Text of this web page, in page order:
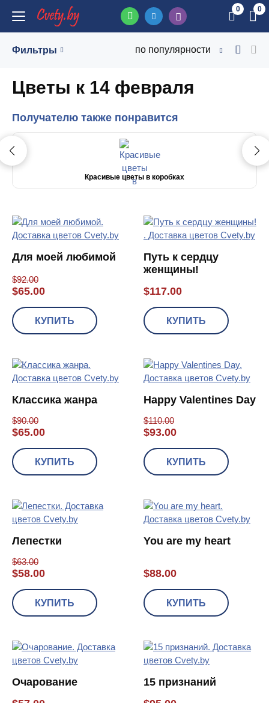
0 0
Фильтры по популярности
Цветы к 14 февраля
Получателю также понравится
Красивые цветы в коробках
Для моей любимой
$92.00
$65.00
КУПИТЬ
Путь к сердцу
женщины!
$117.00
КУПИТЬ
Классика жанра
$90.00
$65.00
КУПИТЬ
Happy Valentines Day
$110.00
$93.00
КУПИТЬ
Лепестки
$63.00
$58.00
КУПИТЬ
You are my heart
$88.00
КУПИТЬ
Очарование
15 признаний